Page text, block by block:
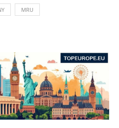
MRU